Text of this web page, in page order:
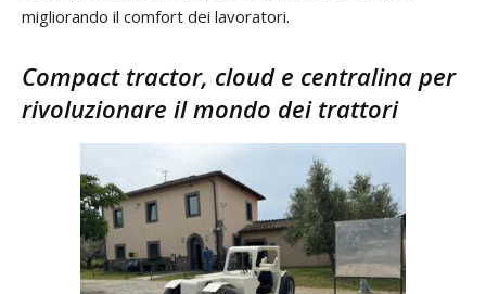
migliorando il comfort dei lavoratori.
Compact tractor, cloud e centralina per
rivoluzionare il mondo dei trattori